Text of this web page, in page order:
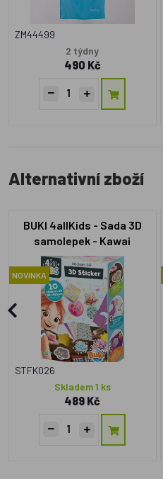
ZM44499
2 týdny
490 Kč
Alternativní zboží
BUKI 4allKids - Sada 3D
samolepek - Kawai
NOVINKA
STFK026
Skladem 1 ks
489 Kč